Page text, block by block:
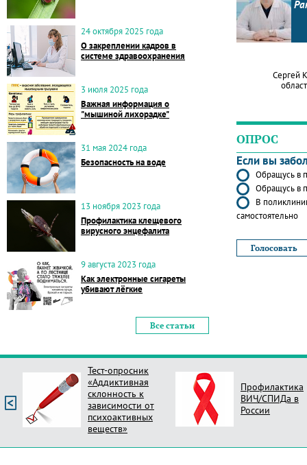
24 октября 2025 года
О закреплении кадров в
системе здравоохранения
3 июля 2025 года
Важная информация о
"мышиной лихорадке"
31 мая 2024 года
Безопасность на воде
13 ноября 2023 года
Профилактика клещевого
вирусного энцефалита
9 августа 2023 года
Как электронные сигареты
убивают лёгкие
Все статьи
Сергей
ОПРОС
Если вы
Обращусь в
Обращусь в
В
самостоятельно
Тест-опросник
«Аддиктивная
склонность к
зависимости от
психоактивных
веществ»
Профилактика
ВИЧ/СПИДа в
России